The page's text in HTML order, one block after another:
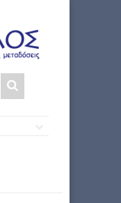
Φόρμα
αναζήτησης